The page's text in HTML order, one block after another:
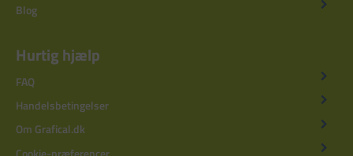
Blog
Hurtig hjælp
FAQ
Handelsbetingelser
Om Grafical.dk